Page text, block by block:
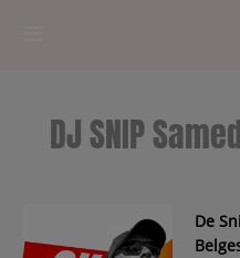
RADIOPLAYER
DJ SNIP
De